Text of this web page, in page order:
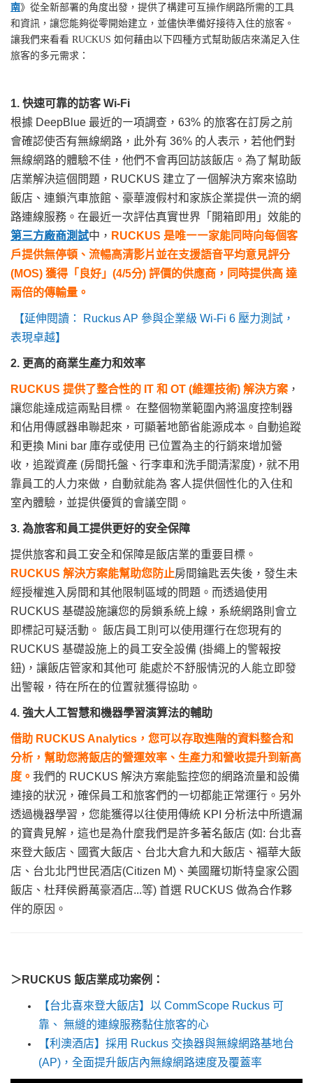
南》從全新部署的角度出發，提供了構建可互操作網路所需的工具
和資訊，讓您能夠從零開始建立，並儘快準備好接待入住的旅客。
讓我們来看看 RUCKUS 如何藉由以下四種方式幫助飯店來滿足入住
旅客的多元需求：
1. 快速可靠的訪客 Wi-Fi
根據 DeepBlue 最近的㇐項調查，63% 的旅客在訂房之前
會確認使否有無線網路，此外有 36% 的人表示，若他們對
無線網路的體驗不佳，他們不會再回訪該飯店。為了幫助飯
店業解決這個問題，RUCKUS 建立了㇐個解決方案來協助
飯店、連鎖汽車旅館、豪華渡假村和家族企業提供㇐流的網
路連線服務。在最近㇐次評估真實世界「開箱即用」效能的
第三方廠商測試中， RUCKUS 是唯㇐㇐家能同時向每個客
戶提供無停頓、流暢高清影片並在支援語音平均意見評分
(MOS) 獲得「良好」(4/5分) 評價的供應商，同時提供高 達
兩倍的傳輸量。
【延伸閱讀： Ruckus AP 參與企業級 Wi-Fi 6 壓力測試，
表現卓越】
2. 更高的商業生產力和效率
RUCKUS 提供了整合性的 IT 和 OT (維運技術) 解決方案 ，
讓您能達成這兩點目標。 在整個物業範圍內將溫度控制器
和佔用傳感器串聯起來，可顯著地節省能源成本。自動追蹤
和更換 Mini bar 庫存或使用 已位置為主的行銷來增加營
收，追蹤資產 (房間托盤、行李車和洗手間清潔度)，就不用
靠員工的人力來做，自動就能為 客人提供個性化的入住和
室內體驗，並提供優質的會議空間。
3. 為旅客和 員工提供更好的安全保障
提供旅客和員工安全和保障是飯店業的重要目標。
RUCKUS 解決方案能幫助您防止房間鑰匙丟失後，發生未
經授權進入房間和其他限制區域的問題。而透過使用
RUCKUS 基礎設施讓您的房鎖系統上線，系統網路則會立
即標記可疑活動。 飯店員工則可以使用運行在您現有的
RUCKUS 基礎設施上的員工安全設備 (掛繩上的警報按
鈕)，讓飯店管家和其他可 能處於不舒服情況的人能立即發
出警報，待在所在的位置就獲得協助。
4. 強大人工智慧和機器學習演算法的輔助
借助 RUCKUS Analytics，您可以存取進階的資料整合和
分析，幫助您將飯店的營運效率、生產力和營收提升到新高
度。 我們的 RUCKUS 解決方案能監控您的網路流量和設備
連接的狀況，確保員工和旅客們的㇐切都能正常運行。另外
透過機器學習，您能獲得以往使用傳統 KPI 分析法中所遺漏
的寶貴見解，這也是為什麼我們是許多著名飯店 (如: 台北喜
來登大飯店 、國賓大飯店 、台北大倉九和大飯店 、褔華大飯
店 、台北北門世民酒店(Citizen M) 、 美國羅切斯特皇家公園
飯店、杜拜侯爵萬豪酒店...等) 首選 RUCKUS 做為合作夥
伴的原因。
＞ RUCKUS 飯店業成功案例：
【台北喜來登大飯店】以 CommScope Ruckus 可
靠、 無縫的連線服務黏住旅客的心
【利澳酒店】採用 Ruckus 交換器與無線網路基地台
(AP)，全面提升飯店內無線網路速度及覆蓋率